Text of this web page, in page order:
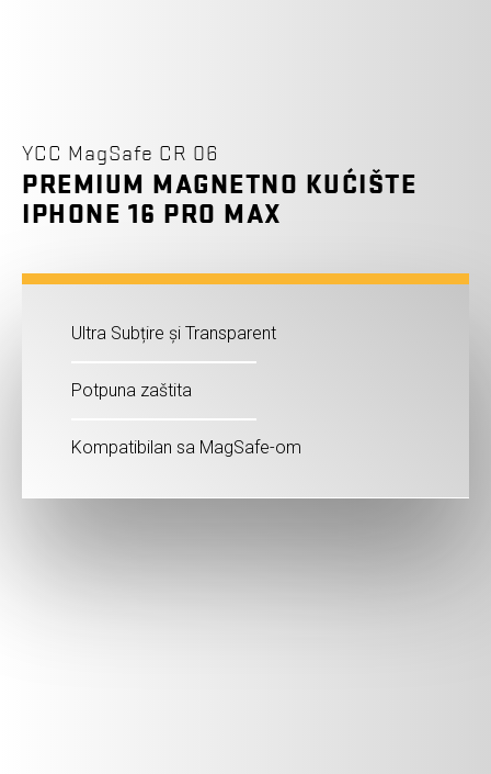
YCC MagSafe CR 06
PREMIUM MAGNETNO KUĆIŠTE
IPHONE 16 PRO MAX
Ultra Subțire și Transparent
Potpuna zaštita
Kompatibilan sa MagSafe-om